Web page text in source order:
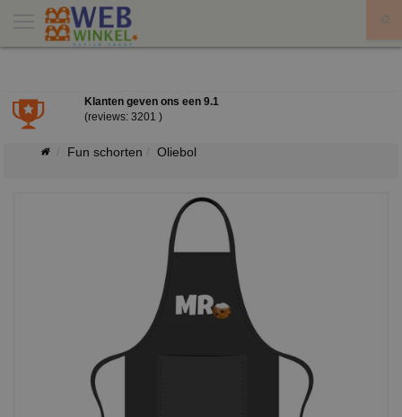
Klanten geven ons een 9.1
(reviews: 3201 )
Fun schorten Oliebol